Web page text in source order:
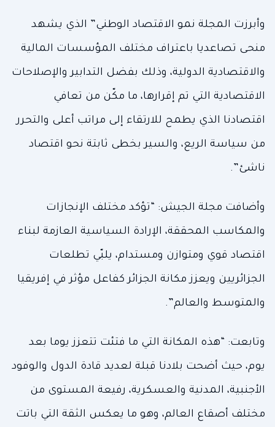
وأبرزت المجلة نمو الاقتصاد الوطني” الذي يشهد
منحى تصاعديا باعتراف مختلف المؤسسات المالية
والاقتصادية الدولية، وذلك بفضل التدابير والإصلاحات
الاقتصادية التي تم إقرارها، ما مكّن من تعافي
اقتصادنا الذي يطمح للارتقاء إلى مراتب أعلى والتحرر
من سياسة الريع، والسير بخطى ثابتة نحو اقتصاد
ناشئ”.
وأضافت مجلة الجيش: “تؤكد مختلف الإنجازات
والمكاسب المحققة، الإرادة السياسية العازمة لبناء
اقتصاد قوي ومتوازن ومستدام، يلبّي تطلعات
الجزائريين ويعزز مكانة الجزائر كفاعل مؤثر في إفريقيا
والمتوسط والعالم”.
وتابعت: “هذه المكانة التي ما فتئت تتعزز يوما بعد
يوم، حيث أضحت بلادنا قبلة لعديد قادة الدول والوفود
الأجنبية، المدنية والعسكرية، رفيعة المستوى من
مختلف أصقاع العالم، وهو ما يعكس الثقة التي باتت